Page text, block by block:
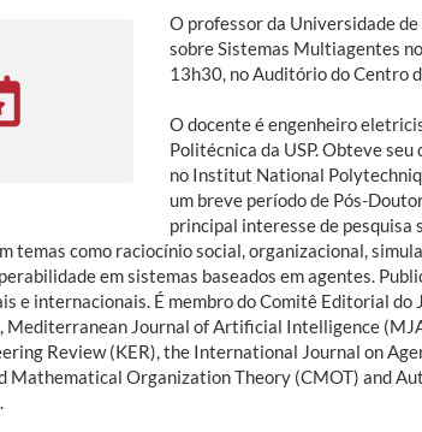
O professor da Universidade
sobre Sistemas Multiagentes
13h30, no Auditório do Centro
O docente é engenheiro
Politécnica da USP. Obteve
no Institut National
um breve período de Pós-
principal interesse de pesquisa
temas como raciocínio social, organizacional,
em sistemas baseados em agentes.
e internacionais. É membro do Comitê Editorial
Mediterranean Journal of Artificial Intelligence
Review (KER), the International Journal on
Mathematical Organization Theory (CMOT) and